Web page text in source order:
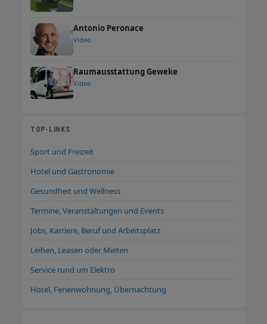
Antonio Peronace
Video
Raumausstattung Geweke
Video
TOP-LINKS
Sport und Freizeit
Hotel und Gastronomie
Gesundheit und Wellness
Termine, Veranstaltungen und Events
Jobs, Karriere, Beruf und Arbeitsplatz
Leihen, Leasen oder Mieten
Service rund um Elektro
Hotel, Ferienwohnung, Übernachtung